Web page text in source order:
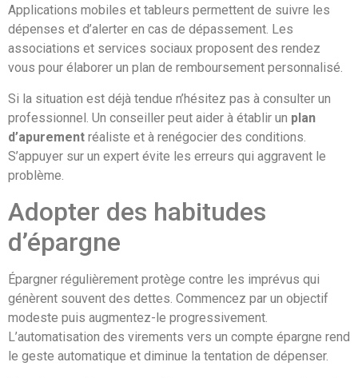
Applications mobiles et tableurs permettent de suivre les
dépenses et d’alerter en cas de dépassement. Les
associations et services sociaux proposent des rendez
vous pour élaborer un plan de remboursement personnalisé.
Si la situation est déjà tendue n’hésitez pas à consulter un
professionnel. Un conseiller peut aider à établir un plan
d’apurement réaliste et à renégocier des conditions.
S’appuyer sur un expert évite les erreurs qui aggravent le
problème.
Adopter des habitudes
d’épargne
Épargner régulièrement protège contre les imprévus qui
génèrent souvent des dettes. Commencez par un objectif
modeste puis augmentez-le progressivement.
L’automatisation des virements vers un compte épargne rend
le geste automatique et diminue la tentation de dépenser.